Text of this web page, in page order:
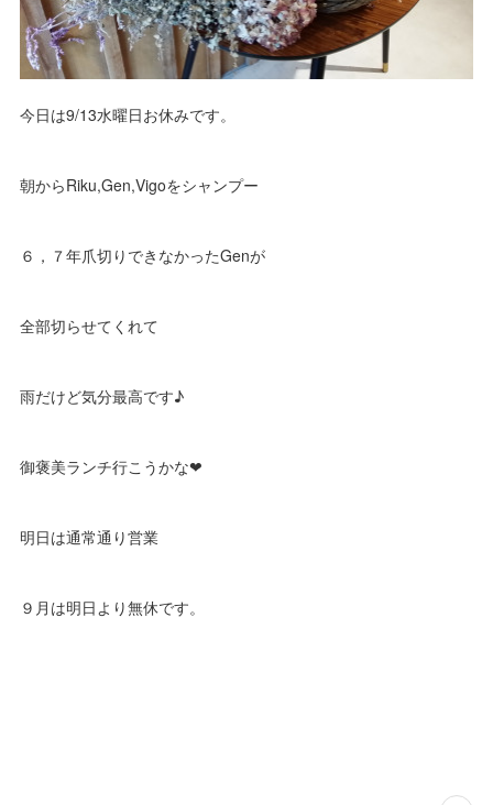
今日は9/13水曜日お休みです。
朝からRiku,Gen,Vigoをシャンプー
６，７年爪切りできなかったGenが
全部切らせてくれて
雨だけど気分最高です♪
御褒美ランチ行こうかな❤
明日は通常通り営業
９月は明日より無休です。